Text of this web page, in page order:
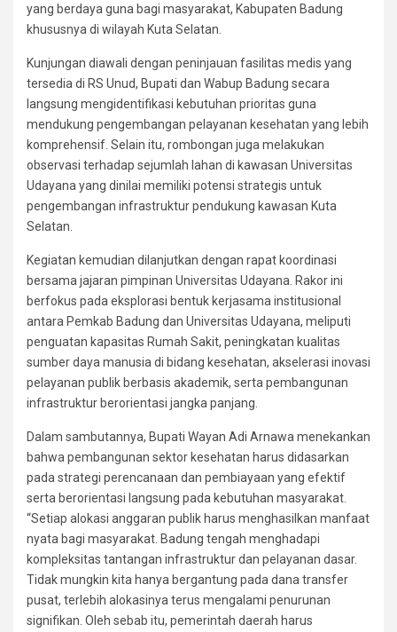
yang berdaya guna bagi masyarakat, Kabupaten Badung
khususnya di wilayah Kuta Selatan.
Kunjungan diawali dengan peninjauan fasilitas medis yang
tersedia di RS Unud, Bupati dan Wabup Badung secara
langsung mengidentifikasi kebutuhan prioritas guna
mendukung pengembangan pelayanan kesehatan yang lebih
komprehensif. Selain itu, rombongan juga melakukan
observasi terhadap sejumlah lahan di kawasan Universitas
Udayana yang dinilai memiliki potensi strategis untuk
pengembangan infrastruktur pendukung kawasan Kuta
Selatan.
Kegiatan kemudian dilanjutkan dengan rapat koordinasi
bersama jajaran pimpinan Universitas Udayana. Rakor ini
berfokus pada eksplorasi bentuk kerjasama institusional
antara Pemkab Badung dan Universitas Udayana, meliputi
penguatan kapasitas Rumah Sakit, peningkatan kualitas
sumber daya manusia di bidang kesehatan, akselerasi inovasi
pelayanan publik berbasis akademik, serta pembangunan
infrastruktur berorientasi jangka panjang.
Dalam sambutannya, Bupati Wayan Adi Arnawa menekankan
bahwa pembangunan sektor kesehatan harus didasarkan
pada strategi perencanaan dan pembiayaan yang efektif
serta berorientasi langsung pada kebutuhan masyarakat.
“Setiap alokasi anggaran publik harus menghasilkan manfaat
nyata bagi masyarakat. Badung tengah menghadapi
kompleksitas tantangan infrastruktur dan pelayanan dasar.
Tidak mungkin kita hanya bergantung pada dana transfer
pusat, terlebih alokasinya terus mengalami penurunan
signifikan. Oleh sebab itu, pemerintah daerah harus